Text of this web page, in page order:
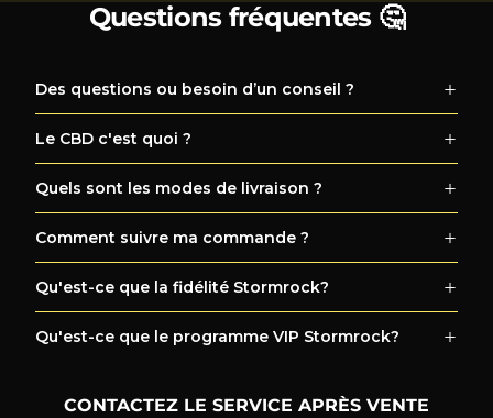
Questions fréquentes 🤔
Des questions ou besoin d’un conseil ?
Le CBD c'est quoi ?
Quels sont les modes de livraison ?
Comment suivre ma commande ?
Qu'est-ce que la fidélité Stormrock?
Qu'est-ce que le programme VIP Stormrock?
CONTACTEZ LE SERVICE APRÈS VENTE